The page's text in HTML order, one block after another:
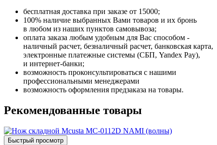
бесплатная доставка при заказе от 15000;
100% наличие выбранных Вами товаров и их бронь
в любом из наших пунктов самовывоза;
оплата заказа любым удобным для Вас способом -
наличный расчет, безналичный расчет, банковская карта,
электронные платежные системы (СБП, Yandex Pay),
и интернет-банки;
возможность проконсультироваться с нашими
профессиональными менеджерами
возможность оформления предзаказа на товары.
Рекомендованные товары
Быстрый просмотр